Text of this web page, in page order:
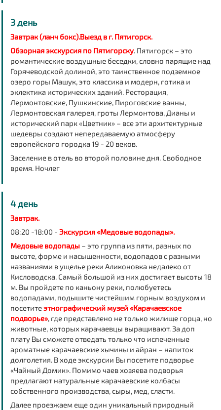
3 день
Завтрак (ланч бокс).Выезд в г. Пятигорск.
Обзорная экскурсия по Пятигорску. Пятигорск – это
романтические воздушные беседки, словно парящие над
Горячеводской долиной, это таинственное подземное
озеро горы Машук, это классика и модерн, готика и
эклектика исторических зданий. Ресторация,
Лермонтовские, Пушкинские, Пироговские ванны,
Лермонтовская галерея, гроты Лермонтова, Дианы и
исторический парк «Цветник» – все эти архитектурные
шедевры создают непередаваемую атмосферу
европейского городка 19 - 20 веков.
Заселение в отель во второй половине дня. Свободное
время. Ночлег
4 день
Завтрак.
08:20 -18:00 - Экскурсия «Медовые водопады».
Медовые водопады– это группа из пяти, разных по
высоте, форме и насыщенности, водопадов с разными
названиями в ущелье реки Аликоновка недалеко от
Кисловодска. Самый большой из них достигает высоты 18
м. Вы пройдете по каньону реки, полюбуетесь
водопадами, подышите чистейшим горным воздухом и
посетитеэтнографический музей «Карачаевское
подворье», где представлено не только жилище горца, но
животные, которых карачаевцы выращивают. За доп
плату Вы сможете отведать только что испеченные
ароматные карачаевские хычины и айран – напиток
долголетия. В ходе экскурсии Вы посетите подворье
«Чайный Домик». Помимо чаев хозяева подворья
предлагают натуральные карачаевские колбасы
собственного производства, сыры, мед, сласти.
Далее проезжаем еще один уникальный природный